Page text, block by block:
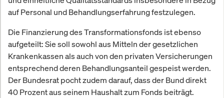
auf Personal und Behandlungserfahrung festzulegen.
Die Finanzierung des Transformationsfonds ist ebenso
aufgeteilt: Sie soll sowohl aus Mitteln der gesetzlichen
Krankenkassen als auch von den privaten Versicherungen
entsprechend deren Behandlungsanteil gespeist werden.
Der Bundesrat pocht zudem darauf, dass der Bund direkt
40 Prozent aus seinem Haushalt zum Fonds beiträgt.